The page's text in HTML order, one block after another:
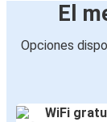
El
Opciones
WiFi